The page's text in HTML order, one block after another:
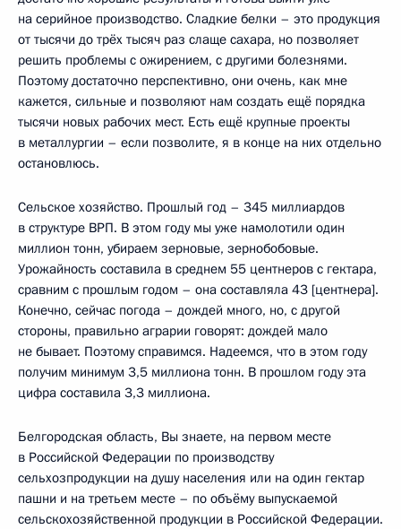
на серийное производство. Сладкие белки – это продукция
от тысячи до трёх тысяч раз слаще сахара, но позволяет
решить проблемы с ожирением, с другими болезнями.
Поэтому достаточно перспективно, они очень, как мне
кажется, сильные и позволяют нам создать ещё порядка
тысячи новых рабочих мест. Есть ещё крупные проекты
в металлургии – если позволите, я в конце на них отдельно
остановлюсь.
Сельское хозяйство. Прошлый год – 345 миллиардов
в структуре ВРП. В этом году мы уже намолотили один
миллион тонн, убираем зерновые, зернобобовые.
Урожайность составила в среднем 55 центнеров с гектара,
сравним с прошлым годом – она составляла 43 [центнера].
Конечно, сейчас погода – дождей много, но, с другой
стороны, правильно аграрии говорят: дождей мало
не бывает. Поэтому справимся. Надеемся, что в этом году
получим минимум 3,5 миллиона тонн. В прошлом году эта
цифра составила 3,3 миллиона.
Белгородская область, Вы знаете, на первом месте
в Российской Федерации по производству
сельхозпродукции на душу населения или на один гектар
пашни и на третьем месте – по объёму выпускаемой
сельскохозяйственной продукции в Российской Федерации.